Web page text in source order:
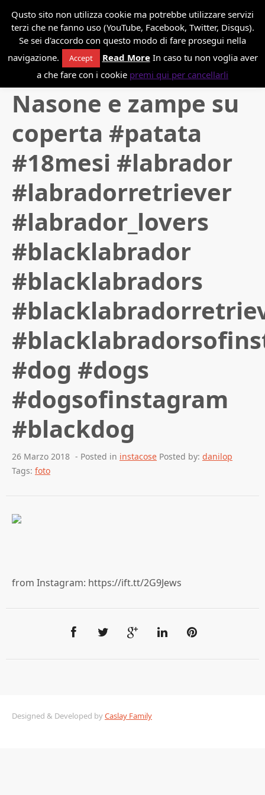
*Danilo Paissan
Back to blog
Nasone e zampe su
coperta #patata
#18mesi #labrador
#labradorretriever
#labrador_lovers
#blacklabrador
#blacklabradors
#dog #dogs
#dogsofinstagram
#blackdog
26 Marzo 2018 - Posted in instacose Posted by: danilop
Tags: foto
from Instagram: https://ift.tt/2G9Jews
Designed & Developed byCaslay Family
Qusto sito non utilizza cookie ma potrebbe utilizzare servizi
terzi che ne fanno uso (YouTube, Facebook, Twitter, Disqus).
Se sei d'accordo con questo modo di fare prosegui nella
navigazione.
Accept Read MoreIn caso tu non voglia aver
a che fare con i cookie premi qui per cancellarli